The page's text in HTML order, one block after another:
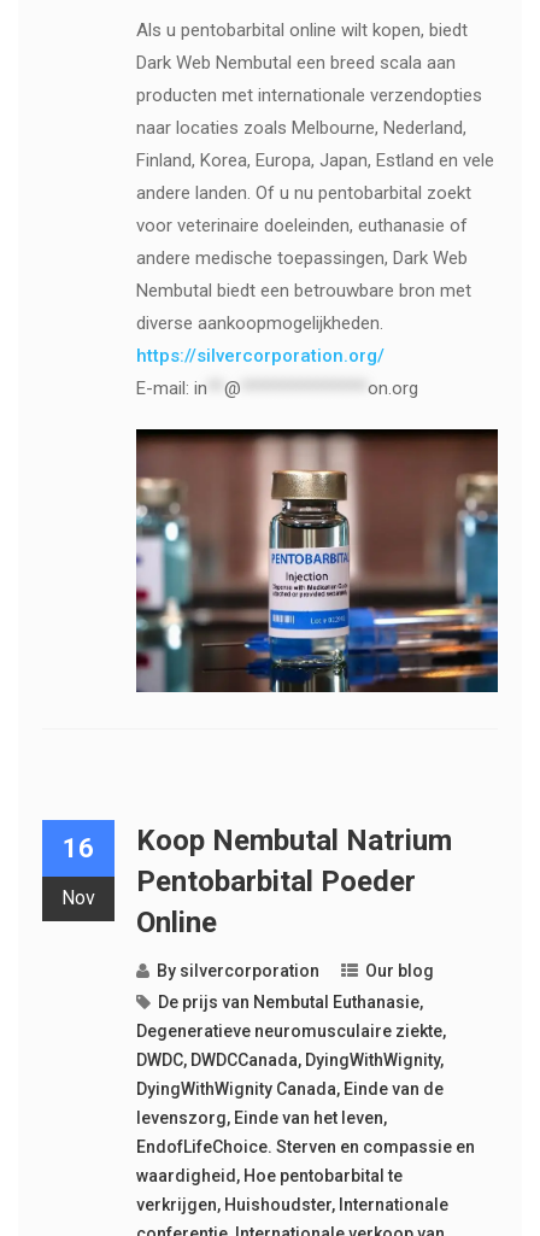
Als u pentobarbital online wilt kopen, biedt
Dark Web Nembutal een breed scala aan
producten met internationale verzendopties
naar locaties zoals Melbourne, Nederland,
Finland, Korea, Europa, Japan, Estland en vele
andere landen. Of u nu pentobarbital zoekt
voor veterinaire doeleinden, euthanasie of
andere medische toepassingen, Dark Web
Nembutal biedt een betrouwbare bron met
diverse aankoopmogelijkheden.
https://silvercorporation.org/
E-mail: in @ on.org
16
Nov
Koop Nembutal Natrium
Pentobarbital Poeder
Online
By silvercorporation
Our blog
De prijs van Nembutal Euthanasie,
Degeneratieve neuromusculaire ziekte,
DWDC, DWDCCanada, DyingWithWignity,
DyingWithWignity Canada, Einde van de
levenszorg, Einde van het leven,
EndofLifeChoice. Sterven en compassie en
waardigheid , Hoe pentobarbital te
verkrijgen, Huishoudster, Internationale